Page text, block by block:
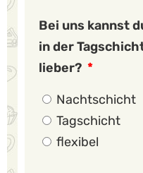
Bei uns kannst
in der
lieber?
Nachtschicht
Tagschicht
flexibel